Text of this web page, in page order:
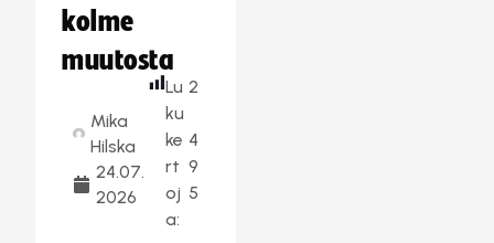
kolme
muutosta
Mika
Hilska
24.07.
2026
Lu
ku
ke
rt
oj
a:
2
4
9
5